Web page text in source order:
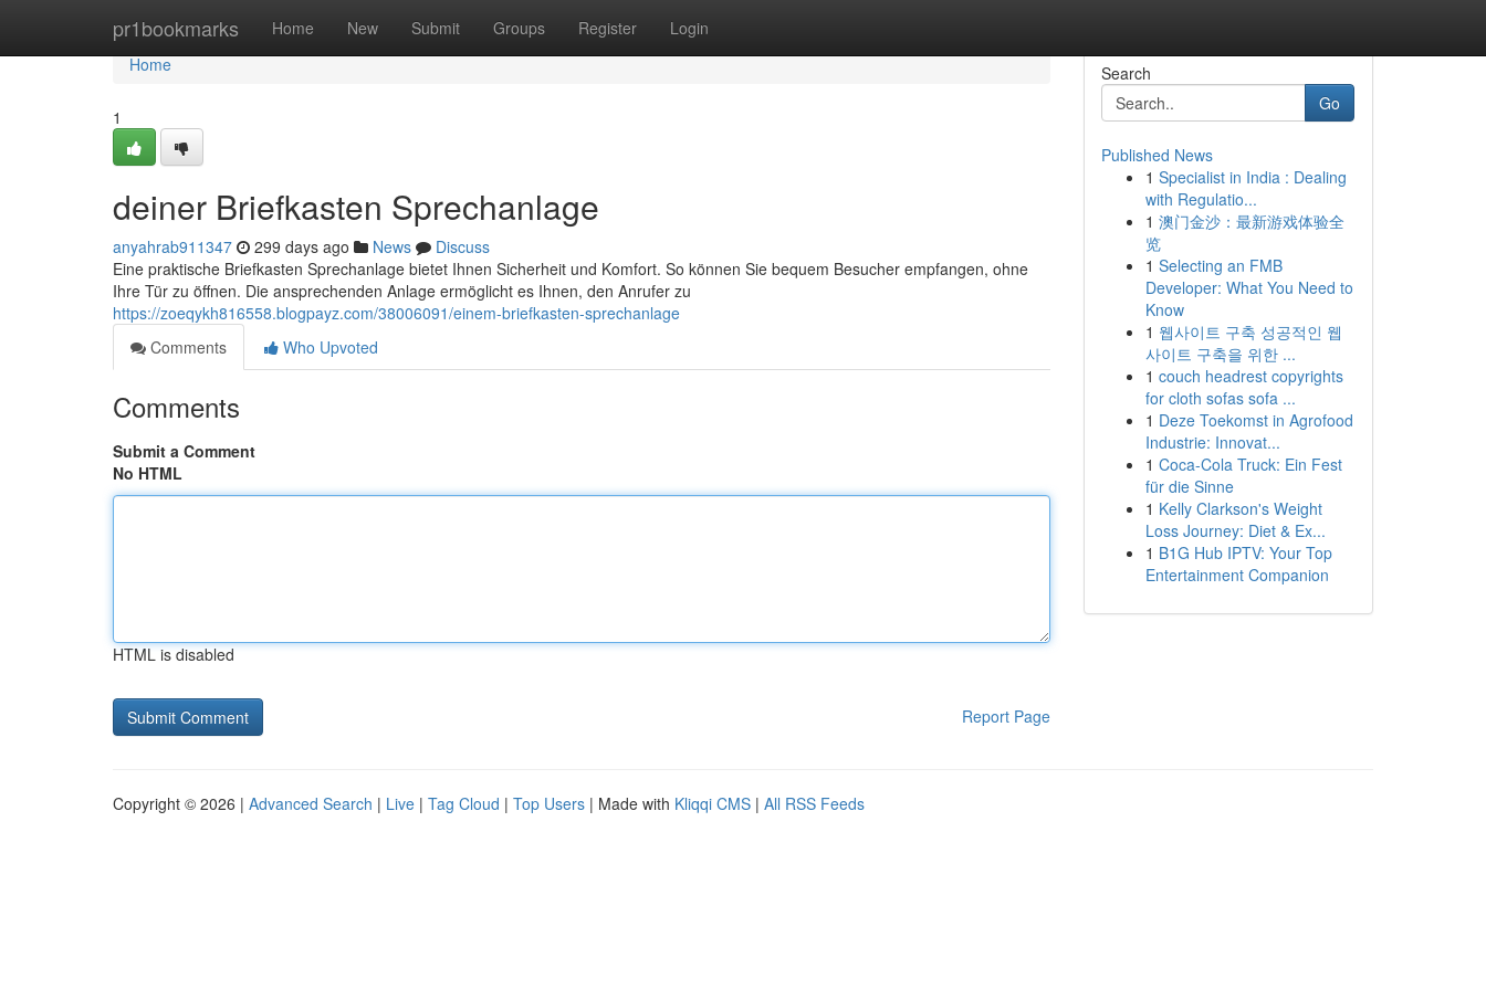
pr1bookmarks Home New Submit Groups Register Login
Home
Home
1
deiner Briefkasten Sprechanlage
anyahrab911347 299 days ago News
Discuss
Eine praktische Briefkasten Sprechanlage bietet Ihnen Sicherheit und Komfort. So können Sie bequem Besucher empfangen, ohne
Ihre Tür zu öffnen. Die ansprechenden Anlage ermöglicht es Ihnen, den Anrufer zu
https://zoeqykh816558.blogpayz.com/38006091/einem-briefkasten-sprechanlage
Comments
Who Upvoted
Comments
Submit a Comment
No HTML
HTML is disabled
Report Page
Search
Go
Published News
1 Specialist in India : Dealing
with Regulatio...
1 澳门金沙：最新游戏体验全
览
1 Selecting an FMB
Developer: What You Need to
Know
1 웹사이트 구축 성공적인 웹
사이트 구축을 위한 ...
1 couch headrest copyrights
for cloth sofas sofa ...
1 Deze Toekomst in Agrofood
Industrie: Innovat...
1 Coca-Cola Truck: Ein Fest
für die Sinne
1 Kelly Clarkson's Weight
Loss Journey: Diet & Ex...
1 B1G Hub IPTV: Your Top
Entertainment Companion
Copyright © 2026 | Advanced Search | Live | Tag Cloud | Top Users | Made with Kliqqi CMS | All RSS Feeds